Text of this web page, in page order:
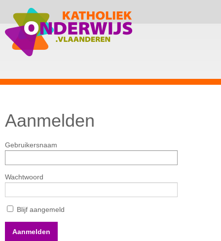
Aanmelden
Gebruikersnaam
Wachtwoord
Blijf aangemeld